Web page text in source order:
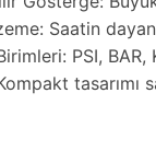
Saatin
PSI,